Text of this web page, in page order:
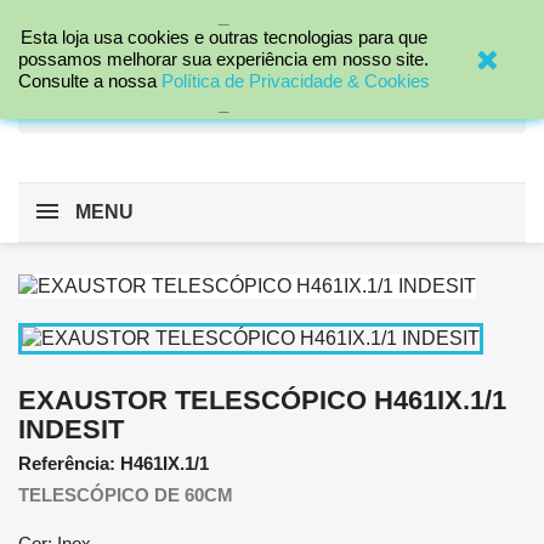

MENU
EXAUSTOR TELESCÓPICO H461IX.1/1
INDESIT
Referência: H461IX.1/1
TELESCÓPICO DE 60CM
Esta loja usa cookies e outras tecnologias para que
possamos melhorar sua experiência em nosso site.
Consulte a nossa Política de Privacidade & Cookies